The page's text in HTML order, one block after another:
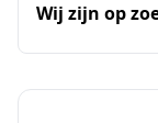
Wij zijn op